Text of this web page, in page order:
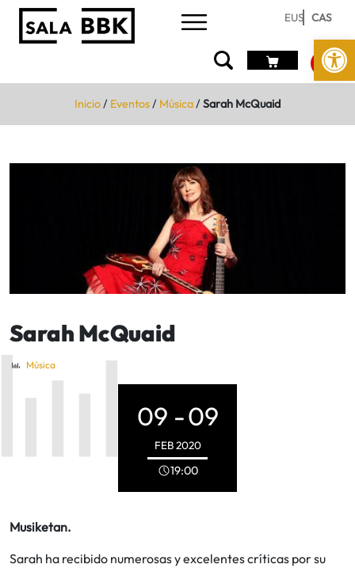
Abrir
EUS CAS
Inicio/ Eventos/ Música/Sarah McQuaid
Sarah McQuaid
Música
09 -09
FEB2020
19:00
Musiketan.
Sarah ha recibido numerosas y excelentes críticas por su